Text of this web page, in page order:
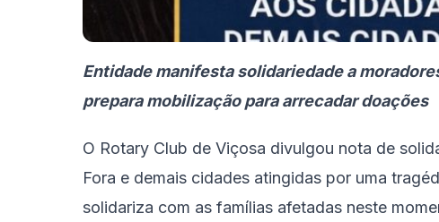
Entidade manifesta solidariedade a
prepara mobilização para arrecadar doações
O Rotary Club de Viçosa divulgou nota de
Fora e demais cidades atingidas por uma
solidariza com as famílias afetadas neste